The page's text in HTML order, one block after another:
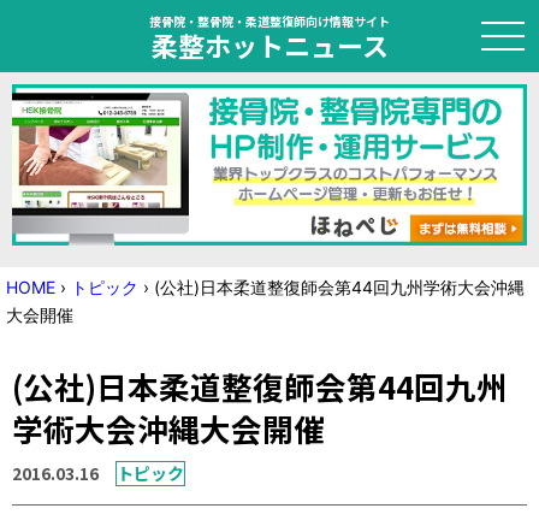
接骨院・整骨院・柔道整復師向け情報サイト
柔整ホットニュース
HOME
トピック
ニュース
国家試験対策
学会・セミナー情報
HOME › トピック › (公社)日本柔道整復師会第44回九州学術大会沖縄
大会開催
(公社)日本柔道整復師会第44回九州
学術大会沖縄大会開催
2016.03.16 トピック